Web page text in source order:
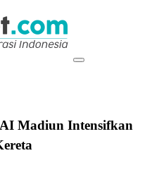
Madiun Intensifkan